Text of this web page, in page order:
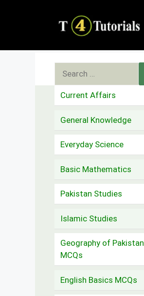
Search
for:
Current Affairs
General Knowledge
Everyday Science
Basic Mathematics
Pakistan Studies
Islamic Studies
Geography of Pakistan
MCQs
English Basics MCQs